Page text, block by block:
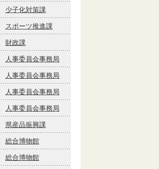
少子化対策課
スポーツ推進課
財政課
人事委員会事務局
人事委員会事務局
人事委員会事務局
人事委員会事務局
県産品振興課
総合博物館
総合博物館